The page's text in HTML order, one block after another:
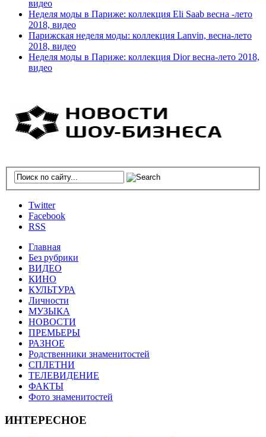
видео
Неделя моды в Париже: коллекция Eli Saab весна -лето
2018, видео
Парижская неделя моды: коллекция Lanvin, весна-лето
2018, видео
Неделя моды в Париже: коллекция Dior весна-лето 2018,
видео
Twitter
Facebook
RSS
Главная
Без рубрики
ВИДЕО
КИНО
КУЛЬТУРА
Личности
МУЗЫКА
НОВОСТИ
ПРЕМЬЕРЫ
РАЗНОЕ
Родственники знаменитостей
СПЛЕТНИ
ТЕЛЕВИДЕНИЕ
ФАКТЫ
Фото знаменитостей
ИНТЕРЕСНОЕ